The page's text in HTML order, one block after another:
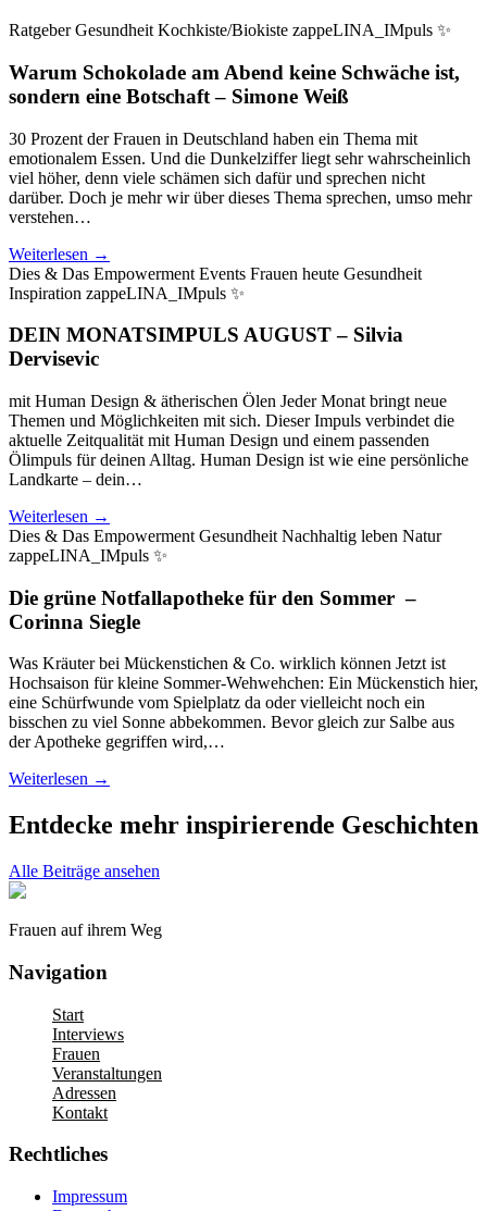
Ratgeber Gesundheit Kochkiste/Biokiste zappeLINA_IMpuls ✨
Warum Schokolade am Abend keine Schwäche ist,
sondern eine Botschaft– Simone Weiß
30 Prozent der Frauen in Deutschland haben ein Thema mit
emotionalem Essen. Und die Dunkelziffer liegt sehr wahrscheinlich
viel höher, denn viele schämen sich dafür und sprechen nicht
darüber. Doch je mehr wir über dieses Thema sprechen, umso mehr
verstehen…
Weiterlesen →
Dies & Das Empowerment Events Frauen heute Gesundheit
Inspiration zappeLINA_IMpuls ✨
DEIN MONATSIMPULS AUGUST– Silvia
Dervisevic
mit Human Design & ätherischen Ölen Jeder Monat bringt neue
Themen und Möglichkeiten mit sich. Dieser Impuls verbindet die
aktuelle Zeitqualität mit Human Design und einem passenden
Ölimpuls für deinen Alltag. Human Design ist wie eine persönliche
Landkarte – dein…
Weiterlesen →
Dies & Das Empowerment Gesundheit Nachhaltig leben Natur
zappeLINA_IMpuls ✨
Die grüne Notfallapotheke für den Sommer –
Corinna Siegle
Was Kräuter bei Mückenstichen & Co. wirklich können Jetzt ist
Hochsaison für kleine Sommer-Wehwehchen: Ein Mückenstich hier,
eine Schürfwunde vom Spielplatz da oder vielleicht noch ein
bisschen zu viel Sonne abbekommen. Bevor gleich zur Salbe aus
der Apotheke gegriffen wird,…
Weiterlesen →
Entdecke mehr inspirierende Geschichten
Alle Beiträge ansehen
Frauen auf ihrem Weg
Navigation
Start
Interviews
Frauen
Veranstaltungen
Adressen
Kontakt
Rechtliches
Impressum